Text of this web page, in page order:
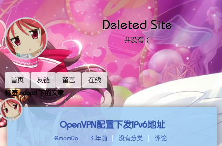
Deleted Site
并没有（
首页 友链 留言
在线
标签 ndppd 下的文章
OpenVPN配置下发IPv6地址
@mom0a 3 年前 没有分类 评论